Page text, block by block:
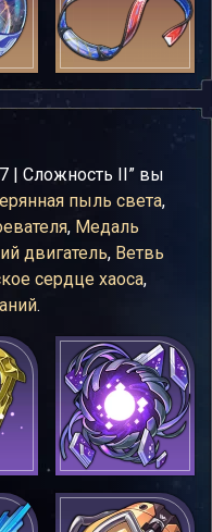
| Сложность II” вы
пыль света,
, Медаль
двигатель, Ветвь
сердце хаоса,
.